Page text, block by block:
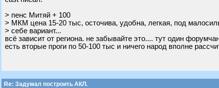
> пенс Митяй + 100
> МКМ цена 15-20 тыс, осточива, удобна, легкая, под
> себе вариант...
всё зависит от региона. не забывайте это.... тут один
есть вторые проги по 50-100 тыс и ничего народ вполне
Re: Задумал построить АКЛ.